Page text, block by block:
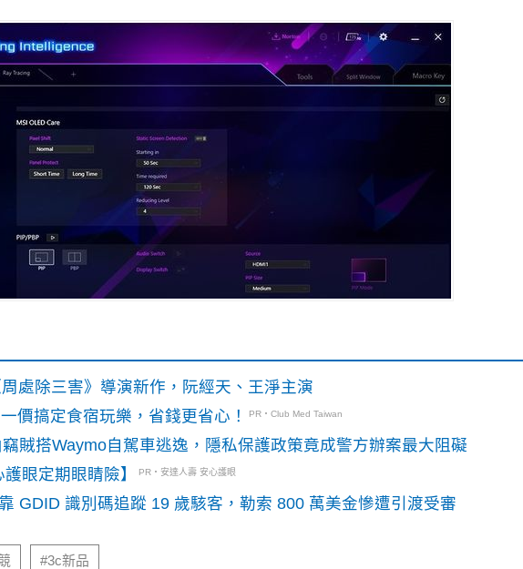
處除三害》導演新作，阮經天、王淨主演
價搞定食宿玩樂，省錢更省心！
PR・Club Med Taiwan
賊搭Waymo自駕車逃逸，隱私保護政策竟成警方辦案最大阻礙
眼定期眼睛險】
PR・安達人壽 安心護眼
GDID 識別碼追蹤 19 歲駭客，勒索 800 萬美金慘遭引渡受審
#3c新品